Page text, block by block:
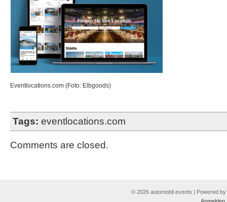
Eventlocations.com (Foto: Elbgoods)
Tags: eventlocations.com
Comments are closed.
© 2026 automobil events | Powered by